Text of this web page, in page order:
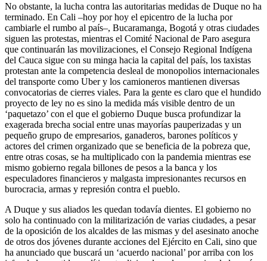
No obstante, la lucha contra las autoritarias medidas de Duque no ha
terminado. En Cali –hoy por hoy el epicentro de la lucha por
cambiarle el rumbo al país–, Bucaramanga, Bogotá y otras ciudades
siguen las protestas, mientras el Comité Nacional de Paro asegura
que continuarán las movilizaciones, el Consejo Regional Indígena
del Cauca sigue con su minga hacia la capital del país, los taxistas
protestan ante la competencia desleal de monopolios internacionales
del transporte como Uber y los camioneros mantienen diversas
convocatorias de cierres viales. Para la gente es claro que el hundido
proyecto de ley no es sino la medida más visible dentro de un
‘paquetazo’ con el que el gobierno Duque busca profundizar la
exagerada brecha social entre unas mayorías pauperizadas y un
pequeño grupo de empresarios, ganaderos, barones políticos y
actores del crimen organizado que se beneficia de la pobreza que,
entre otras cosas, se ha multiplicado con la pandemia mientras ese
mismo gobierno regala billones de pesos a la banca y los
especuladores financieros y malgasta impresionantes recursos en
burocracia, armas y represión contra el pueblo.
A Duque y sus aliados les quedan todavía dientes. El gobierno no
solo ha continuado con la militarización de varias ciudades, a pesar
de la oposición de los alcaldes de las mismas y del asesinato anoche
de otros dos jóvenes durante acciones del Ejército en Cali, sino que
ha anunciado que buscará un ‘acuerdo nacional’ por arriba con los